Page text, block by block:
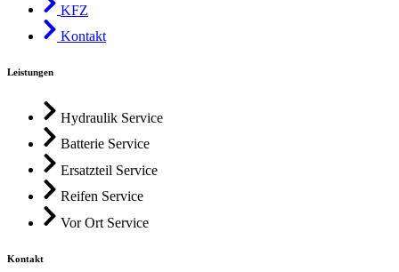
KFZ
Kontakt
Leistungen
Hydraulik Service
Batterie Service
Ersatzteil Service
Reifen Service
Vor Ort Service
Kontakt